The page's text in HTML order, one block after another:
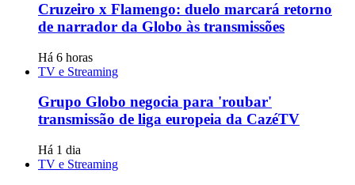
Cruzeiro x Flamengo: duelo marcará retorno
de narrador da Globo às transmissões
Há 6 horas
TV e Streaming
Grupo Globo negocia para 'roubar'
transmissão de liga europeia da CazéTV
Há 1 dia
TV e Streaming